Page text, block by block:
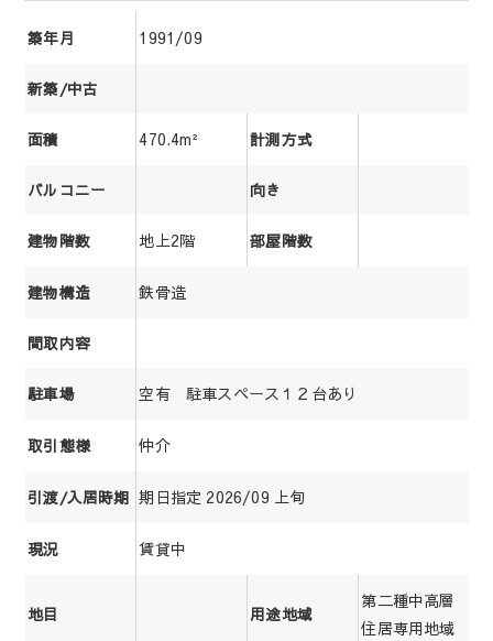
築年月 1991/09
新築/中古
面積 470.4m² 計測方式
バルコニー 向き
建物階数 地上2階 部屋階数
建物構造 鉄骨造
間取内容
駐車場 空有 駐車スペース１２台あり
取引態様 仲介
引渡/入居時期 期日指定 2026/09 上旬
現況 賃貸中
地目 用途地域
第二種中高層
住居専用地域